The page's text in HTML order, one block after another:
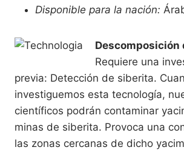
Disponible para la nación:
Descomposición
Requiere una
previa: Detección de siberita.
investiguemos esta tecnología,
científicos podrán contaminar
minas de siberita. Provoca una
las zonas cercanas de dicho